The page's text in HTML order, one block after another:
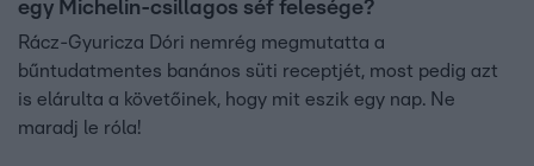
egy Michelin-csillagos séf felesége?
Rácz-Gyuricza Dóri nemrég megmutatta a
bűntudatmentes banános süti receptjét, most pedig azt
is elárulta a követőinek, hogy mit eszik egy nap. Ne
maradj le róla!